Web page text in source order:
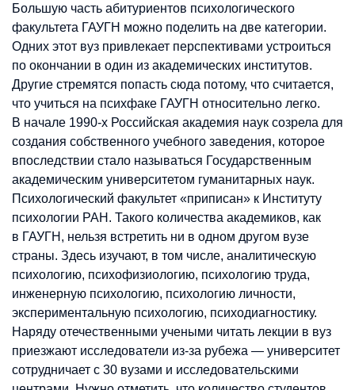
Большую часть абитуриентов психологического
факультета ГАУГН можно поделить на две категории.
Одних этот вуз привлекает перспективами устроиться
по окончании в один из академических институтов.
Другие стремятся попасть сюда потому, что считается,
что учиться на психфаке ГАУГН относительно легко.
В начале 1990-х Российская академия наук созрела для
создания собственного учебного заведения, которое
впоследствии стало называться Государственным
академическим университетом гуманитарных наук.
Психологический факультет «приписан» к Институту
психологии РАН. Такого количества академиков, как
в ГАУГН, нельзя встретить ни в одном другом вузе
страны. Здесь изучают, в том числе, аналитическую
психологию, психофизиологию, психологию труда,
инженерную психологию, психологию личности,
экспериментальную психологию, психодиагностику.
Наряду отечественными учеными читать лекции в вуз
приезжают исследователи из-за рубежа — университет
сотрудничает с 30 вузами и исследовательскими